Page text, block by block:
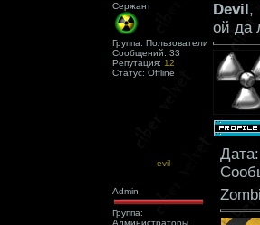
Сержант
Группа: Пользователи
Сообщений: 33
Репутация: 12
Статус: Offline
Devil,
ой да
evil
Admin
Группа:
Администраторы